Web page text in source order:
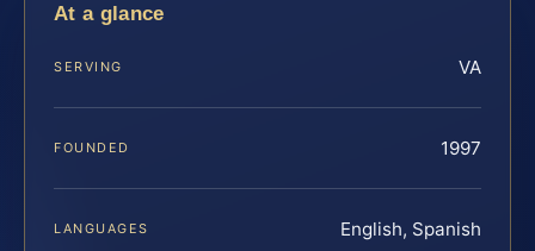
At a glance
SERVING VA
FOUNDED 1997
LANGUAGES English, Spanish